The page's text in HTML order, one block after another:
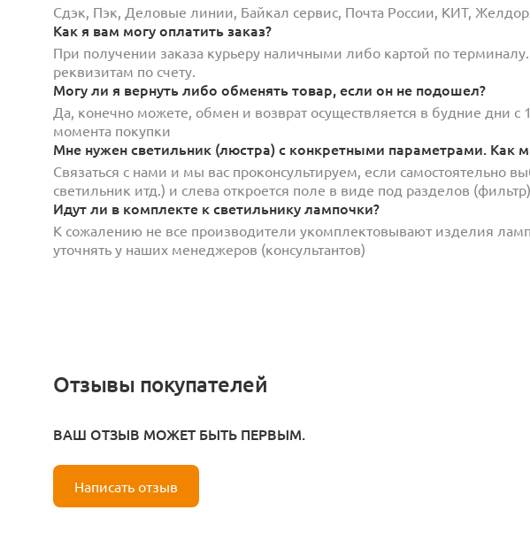
Сдэк, Пэк, Деловые линии, Байкал сервис, Почта России, КИТ,
Как я вам могу оплатить заказ?
При получении заказа курьеру наличными либо картой по
реквизитам по счету.
Могу ли я вернуть либо обменять товар, если он не подошел?
Да, конечно можете, обмен и возврат осуществляется в будние дни
момента покупки
Мне нужен светильник (люстра) с конкретными параметрами. Как
Связаться с нами и мы вас проконсультируем, если самостоятельно
светильник итд.) и слева откроется поле в виде под разделов
Идут ли в комплекте к светильнику лампочки?
К сожалению не все производители укомплектовывают изделия
уточнять у наших менеджеров (консультантов)
Отзывы покупателей
ВАШ ОТЗЫВ МОЖЕТ БЫТЬ ПЕРВЫМ.
Написать отзыв